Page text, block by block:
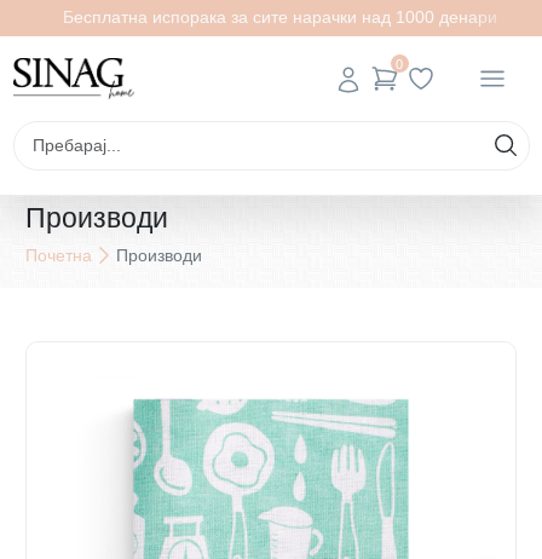
Бесплатна испорака за сите нарачки над 1000 денари
0
Производи
Почетна Производи